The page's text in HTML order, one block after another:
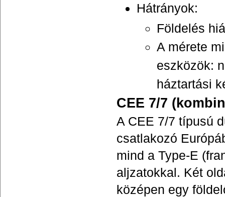
Hátrányok:
Földelés
A mérete
eszközök:
háztartási
CEE 7/7
A CEE 7/7 típusú
csatlakozó
mind a Type-E
aljzatokkal. Két
középen egy